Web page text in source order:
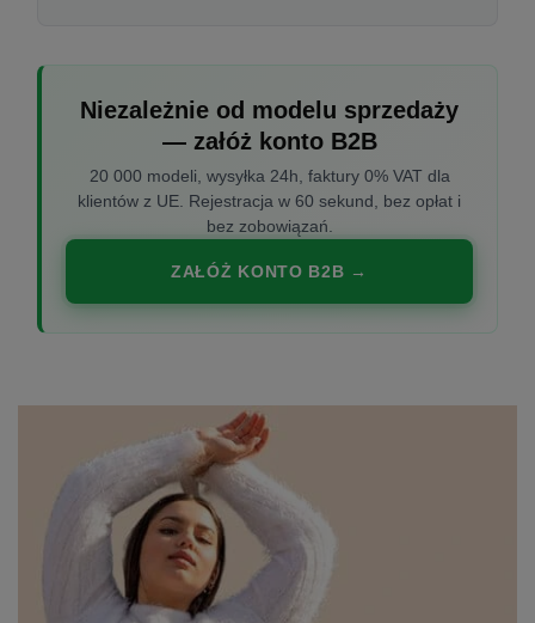
Niezależnie od modelu sprzedaży
— załóż konto B2B
20 000 modeli, wysyłka 24h, faktury 0% VAT dla
klientów z UE. Rejestracja w 60 sekund, bez opłat i
bez zobowiązań.
ZAŁÓŻ KONTO B2B →